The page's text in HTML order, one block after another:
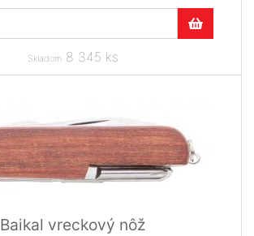
Skladom8 345 ks
Baikal vreckový nôž